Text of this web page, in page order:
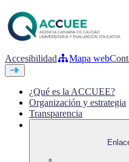
Accesibilidad Mapa web
¿Qué es la ACCUEE?
Organización y estrategia
Transparencia